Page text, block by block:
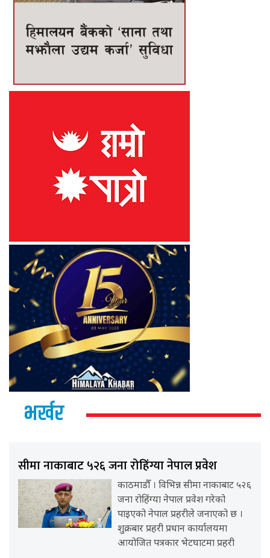
भर्खर
सीमा नाकाबाट ५२६ जना रोहिंग्या नेपाल प्रवेश
काठमाडौँ । विभिन्न सीमा नाकाबाट ५२६
जना रोहिंग्या नेपाल प्रवेश गरेको
पाइएको नेपाल प्रहरीले जनाएको छ ।
शुक्रबार प्रहरी प्रधान कार्यालयमा
आयोजित पत्रकार भेटघाटमा प्रहरी